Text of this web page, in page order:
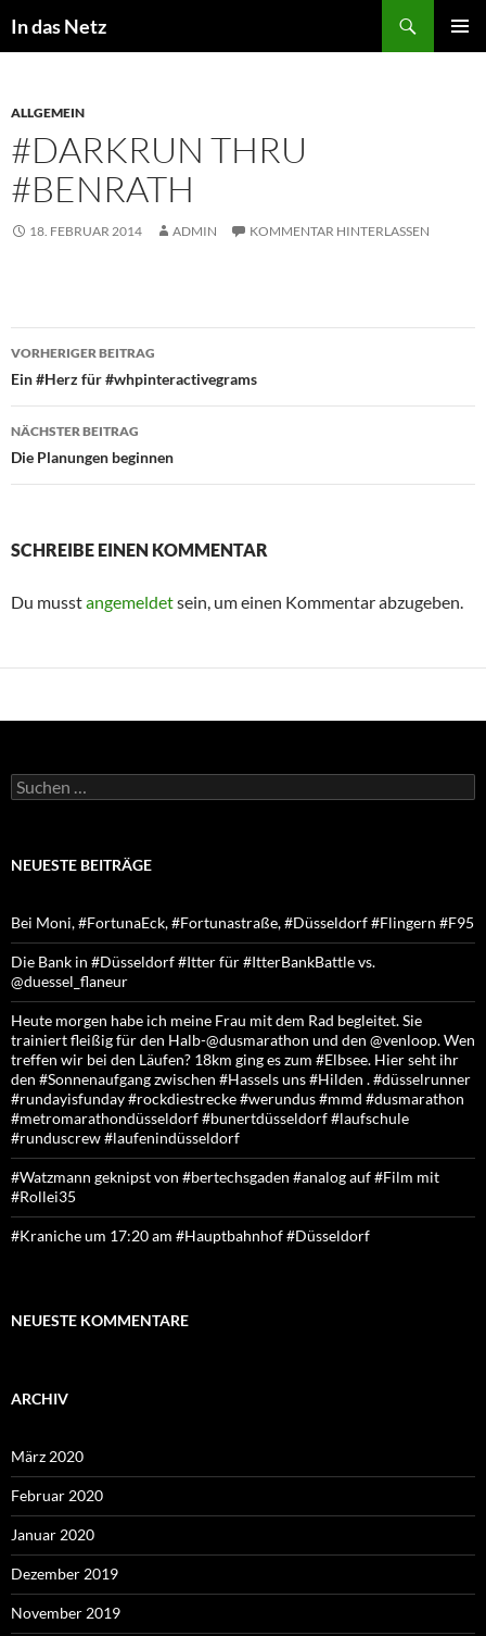
Inhalt
In das Netz
ALLGEMEIN
#DARKRUN THRU
#BENRATH
18. FEBRUAR 2014 ADMIN KOMMENTAR HINTERLASSEN
Beitragsnavigation
VORHERIGER BEITRAG
Ein #Herz für #whpinteractivegrams
NÄCHSTER BEITRAG
Die Planungen beginnen
SCHREIBE EINEN KOMMENTAR
Du musstangemeldetsein, um einen Kommentar abzugeben.
Suchen
nach:
NEUESTE BEITRÄGE
Bei Moni, #FortunaEck, #Fortunastraße, #Düsseldorf #Flingern #F95
Die Bank in #Düsseldorf #Itter für #ItterBankBattle vs.
@duessel_flaneur
Heute morgen habe ich meine Frau mit dem Rad begleitet. Sie
trainiert fleißig für den Halb-@dusmarathon und den @venloop. Wen
treffen wir bei den Läufen? 18km ging es zum #Elbsee. Hier seht ihr
den #Sonnenaufgang zwischen #Hassels uns #Hilden . #düsselrunner
#rundayisfunday #rockdiestrecke #werundus #mmd #dusmarathon
#metromarathondüsseldorf #bunertdüsseldorf #laufschule
#runduscrew #laufenindüsseldorf
#Watzmann geknipst von #bertechsgaden #analog auf #Film mit
#Rollei35
#Kraniche um 17:20 am #Hauptbahnhof #Düsseldorf
NEUESTE KOMMENTARE
ARCHIV
März 2020
Februar 2020
Januar 2020
Dezember 2019
November 2019